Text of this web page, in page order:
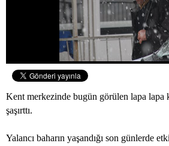
Kent merkezinde bugün görülen lapa lapa
şaşırttı.
Yalancı baharın yaşandığı son günlerde